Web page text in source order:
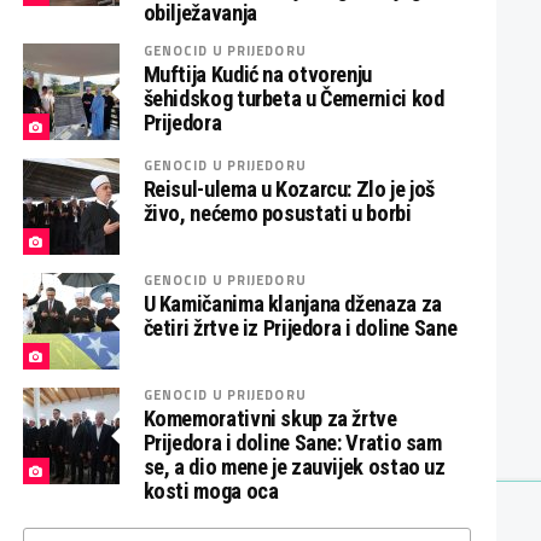
obilježavanja
GENOCID U PRIJEDORU
Muftija Kudić na otvorenju
šehidskog turbeta u Čemernici kod
Prijedora
GENOCID U PRIJEDORU
Reisul-ulema u Kozarcu: Zlo je još
živo, nećemo posustati u borbi
GENOCID U PRIJEDORU
U Kamičanima klanjana dženaza za
četiri žrtve iz Prijedora i doline Sane
GENOCID U PRIJEDORU
Komemorativni skup za žrtve
Prijedora i doline Sane: Vratio sam
se, a dio mene je zauvijek ostao uz
kosti moga oca